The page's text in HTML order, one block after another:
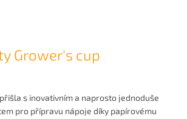
Grower's cup
přišla s inovativním a naprosto jednoduše
pro přípravu nápoje díky papírovému